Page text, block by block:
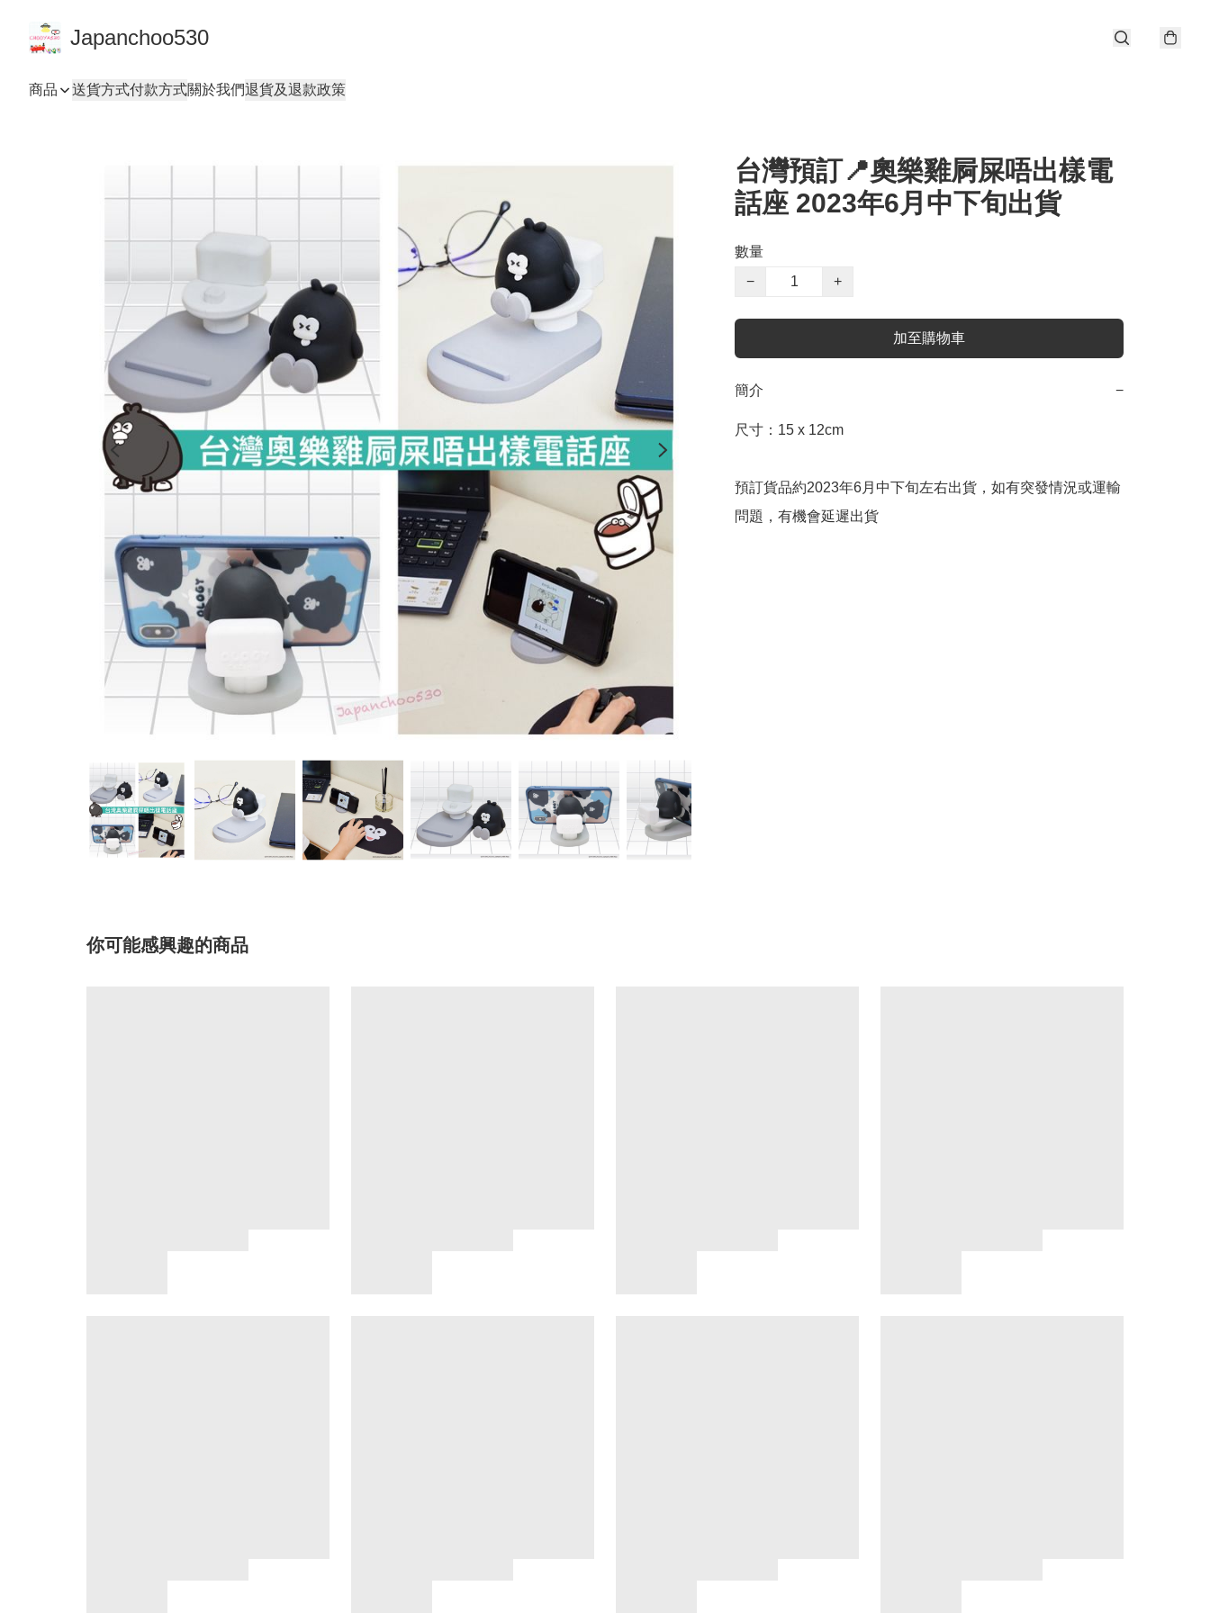
Japanchoo530
商品 送貨方式付款方式關於我們退貨及退款政策
台灣預訂📍奧樂雞屙屎唔出樣電
話座 2023年6月中下旬出貨
數量
−
+
加至購物車
簡介 −
尺寸：15 x 12cm
預訂貨品約2023年6月中下旬左右出貨，如有突發情況或運輸
問題，有機會延遲出貨
你可能感興趣的商品